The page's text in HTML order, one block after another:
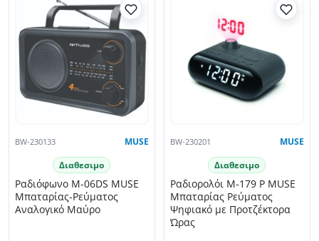
BW-230133 MUSE
Διαθεσιμο
Ραδιόφωνο M-06DS MUSE
Μπαταρίας-Ρεύματος
Αναλογικό Μαύρο
BW-230201 MUSE
Διαθεσιμο
Ραδιορολόι M-179 P MUSE
Μπαταρίας Ρεύματος
Ψηφιακό με Προτζέκτορα
Ώρας